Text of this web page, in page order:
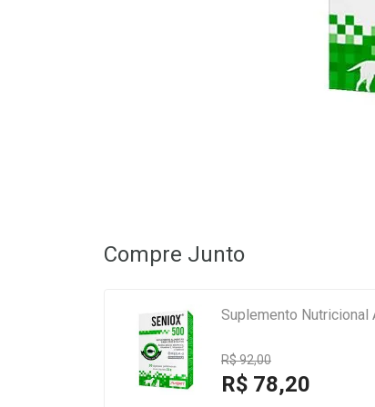
Compre Junto
Suplemento Nutricional
R$ 92,00
R$ 78,20